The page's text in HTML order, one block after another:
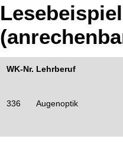
WK-Nr. Lehrberuf
336 Augenoptik